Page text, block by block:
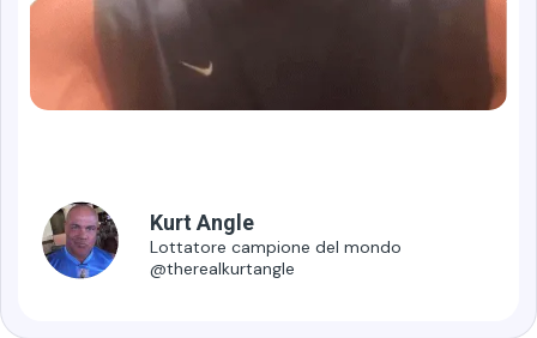
Kurt Angle
Lottatore campione del mondo
@therealkurtangle